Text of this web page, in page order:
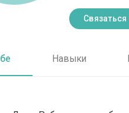
Навыки